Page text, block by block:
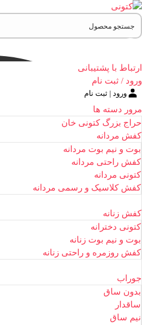
ارتباط با پشتیبانی
ورود / ثبت نام
ورود | ثبت نام
مرور دسته ها
حراج بزرگ کتونی خان
کفش مردانه
بوت و نیم بوت مردانه
کفش راحتی مردانه
کتونی مردانه
کفش کلاسیک و رسمی مردانه
کفش زنانه
کتونی دخترانه
بوت و نیم بوت زنانه
کفش روزمره و راحتی زنانه
جوراب
بدون ساق
ساقدار
نیم ساق